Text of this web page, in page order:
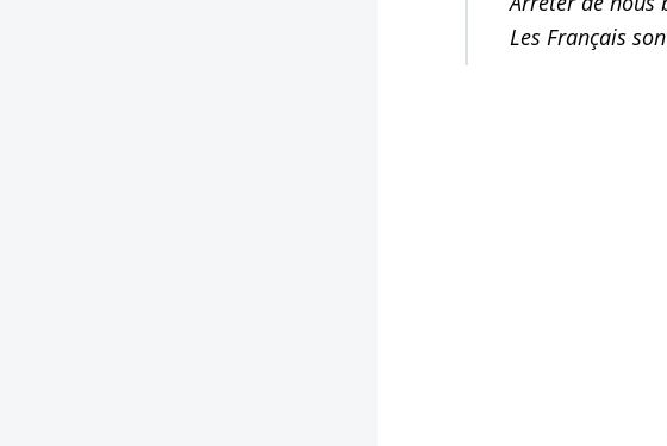
Les Français